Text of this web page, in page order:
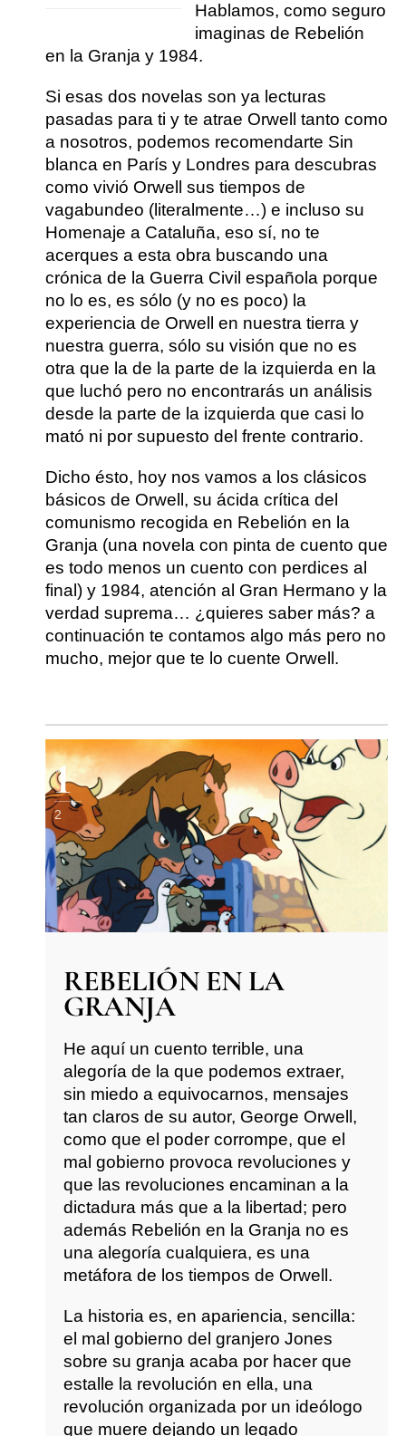
Hablamos, como seguro
imaginas de Rebelión
en la Granja y 1984.
Si esas dos novelas son ya lecturas
pasadas para ti y te atrae Orwell tanto como
a nosotros, podemos recomendarte Sin
blanca en París y Londres para descubras
como vivió Orwell sus tiempos de
vagabundeo (literalmente…) e incluso su
Homenaje a Cataluña, eso sí, no te
acerques a esta obra buscando una
crónica de la Guerra Civil española porque
no lo es, es sólo (y no es poco) la
experiencia de Orwell en nuestra tierra y
nuestra guerra, sólo su visión que no es
otra que la de la parte de la izquierda en la
que luchó pero no encontrarás un análisis
desde la parte de la izquierda que casi lo
mató ni por supuesto del frente contrario.
Dicho ésto, hoy nos vamos a los clásicos
básicos de Orwell, su ácida crítica del
comunismo recogida en Rebelión en la
Granja (una novela con pinta de cuento que
es todo menos un cuento con perdices al
final) y 1984, atención al Gran Hermano y la
verdad suprema… ¿quieres saber más? a
continuación te contamos algo más pero no
mucho, mejor que te lo cuente Orwell.
1
2
REBELIÓN EN LA
GRANJA
He aquí un cuento terrible, una
alegoría de la que podemos extraer,
sin miedo a equivocarnos, mensajes
tan claros de su autor, George Orwell,
como que el poder corrompe, que el
mal gobierno provoca revoluciones y
que las revoluciones encaminan a la
dictadura más que a la libertad; pero
además Rebelión en la Granja no es
una alegoría cualquiera, es una
metáfora de los tiempos de Orwell.
La historia es, en apariencia, sencilla:
el mal gobierno del granjero Jones
sobre su granja acaba por hacer que
estalle la revolución en ella, una
revolución organizada por un ideólogo
que muere dejando un legado